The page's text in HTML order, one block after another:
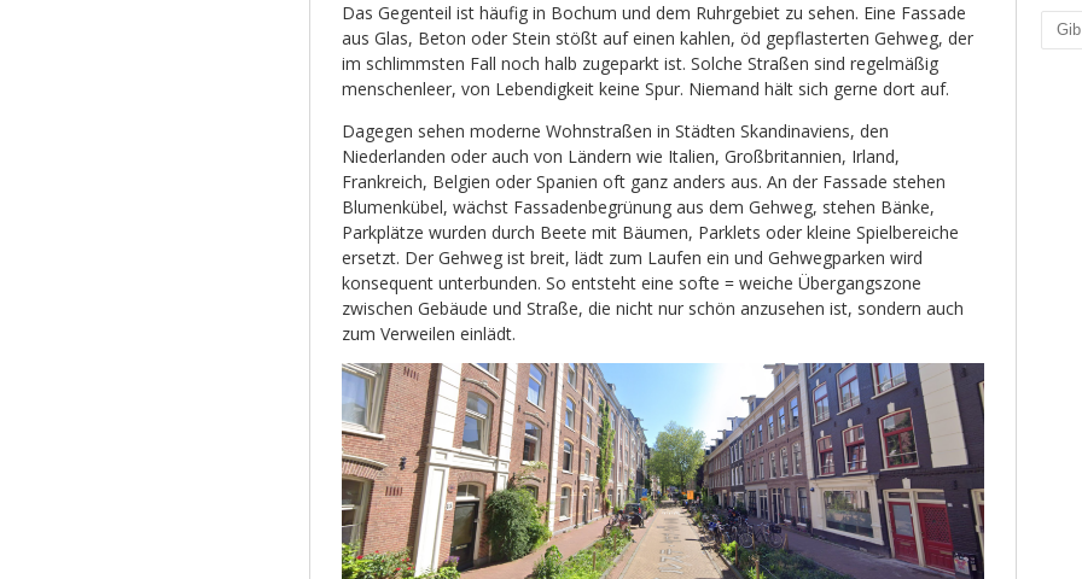
Das Gegenteil ist häufig in Bochum und dem Ruhrgebiet zu sehen. Eine Fassade
aus Glas, Beton oder Stein stößt auf einen kahlen, öd gepflasterten Gehweg, der
im schlimmsten Fall noch halb zugeparkt ist. Solche Straßen sind regelmäßig
menschenleer, von Lebendigkeit keine Spur. Niemand hält sich gerne dort auf.
Dagegen sehen moderne Wohnstraßen in Städten Skandinaviens, den
Niederlanden oder auch von Ländern wie Italien, Großbritannien, Irland,
Frankreich, Belgien oder Spanien oft ganz anders aus. An der Fassade stehen
Blumenkübel, wächst Fassadenbegrünung aus dem Gehweg, stehen Bänke,
Parkplätze wurden durch Beete mit Bäumen, Parklets oder kleine Spielbereiche
ersetzt. Der Gehweg ist breit, lädt zum Laufen ein und Gehwegparken wird
konsequent unterbunden. So entsteht eine softe = weiche Übergangszone
zwischen Gebäude und Straße, die nicht nur schön anzusehen ist, sondern auch
zum Verweilen einlädt.